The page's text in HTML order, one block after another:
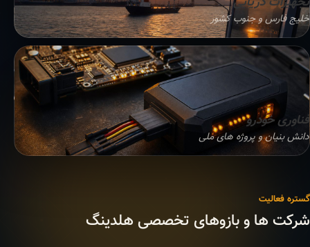
خلیج فارس و جنوب کشور
فناوری خودرو
دانش بنیان و پروژه های ملی
گستره فعالیت
شرکت ها و بازوهای تخصصی هلدینگ